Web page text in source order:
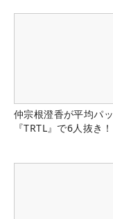
仲宗根澄香が平均パ
『TRTL』で6人抜き！